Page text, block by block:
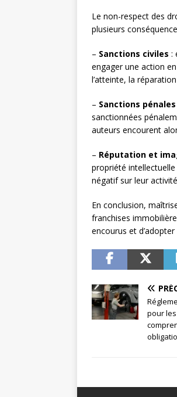
Le non-respect des
plusieurs
– Sanctions civiles :
engager une action
l’atteinte, la
– Sanctions pénales
sanctionnées
auteurs encourent
– Réputation et
propriété intellectuelle
négatif sur leur
En conclusion,
franchises
encourus et
pour